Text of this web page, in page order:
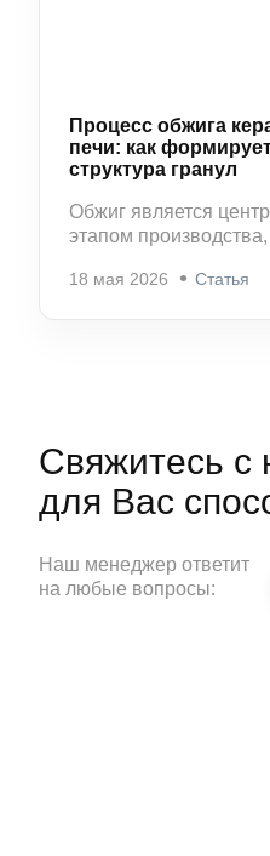
Процесс обжига
печи: как
структура гранул
Обжиг является
этапом
свойства керамзита.
18 мая 2026 Статья
Свяжитесь
для Вас
Наш менеджер ответит
на любые вопросы: